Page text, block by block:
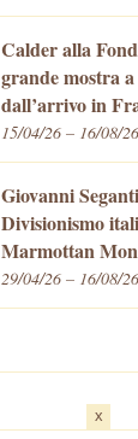
Calder alla
grande mostra
dall’arrivo in
15/04/26 – 16/08/26
Giovanni
Divisionismo
Marmottan
29/04/26 – 16/08/26
x